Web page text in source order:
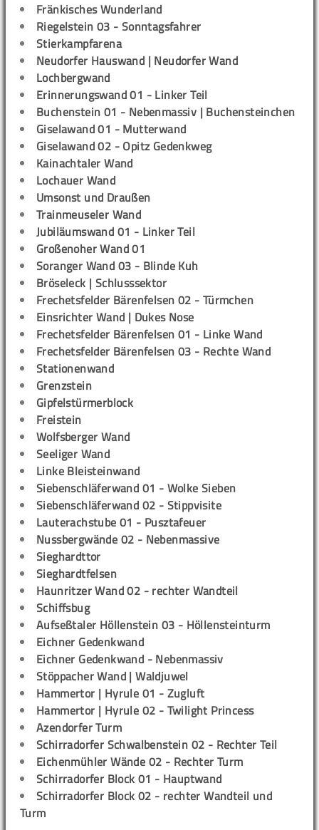
Fränkisches Wunderland
Riegelstein 03 - Sonntagsfahrer
Stierkampfarena
Neudorfer Hauswand | Neudorfer Wand
Lochbergwand
Erinnerungswand 01 - Linker Teil
Buchenstein 01 - Nebenmassiv | Buchensteinchen
Giselawand 01 - Mutterwand
Giselawand 02 - Opitz Gedenkweg
Kainachtaler Wand
Lochauer Wand
Umsonst und Draußen
Trainmeuseler Wand
Jubiläumswand 01 - Linker Teil
Großenoher Wand 01
Soranger Wand 03 - Blinde Kuh
Bröseleck | Schlusssektor
Frechetsfelder Bärenfelsen 02 - Türmchen
Einsrichter Wand | Dukes Nose
Frechetsfelder Bärenfelsen 01 - Linke Wand
Frechetsfelder Bärenfelsen 03 - Rechte Wand
Stationenwand
Grenzstein
Gipfelstürmerblock
Freistein
Wolfsberger Wand
Seeliger Wand
Linke Bleisteinwand
Siebenschläferwand 01 - Wolke Sieben
Siebenschläferwand 02 - Stippvisite
Lauterachstube 01 - Pusztafeuer
Nussbergwände 02 - Nebenmassive
Sieghardttor
Sieghardtfelsen
Haunritzer Wand 02 - rechter Wandteil
Schiffsbug
Aufseßtaler Höllenstein 03 - Höllensteinturm
Eichner Gedenkwand
Eichner Gedenkwand - Nebenmassiv
Stöppacher Wand | Waldjuwel
Hammertor | Hyrule 01 - Zugluft
Hammertor | Hyrule 02 - Twilight Princess
Azendorfer Turm
Schirradorfer Schwalbenstein 02 - Rechter Teil
Eichenmühler Wände 02 - Rechter Turm
Schirradorfer Block 01 - Hauptwand
Schirradorfer Block 02 - rechter Wandteil und
Turm